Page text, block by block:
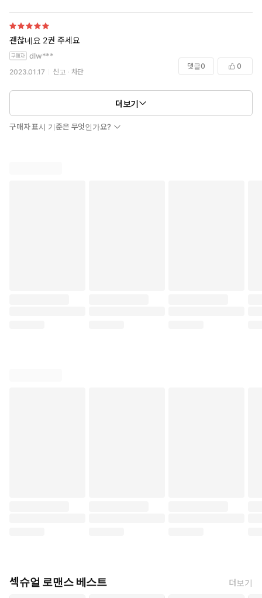
괜찮네요 2권 주세요
dlw***
2023.01.17 신고 차단
댓글0 0
더보기
구매자 표시 기준은 무엇인가요?
섹슈얼 로맨스 베스트 더보기